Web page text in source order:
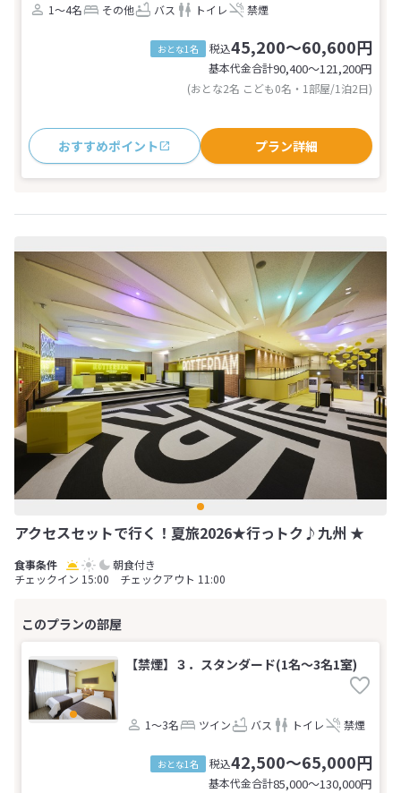
1～4名
その他 バス トイレ 禁煙
おとな1名 税込45,200～60,600円
基本代金合計90,400〜121,200円
(おとな2名 こども0名・1部屋/1泊2日)
おすすめポイント プラン詳細
アクセスセットで行く！夏旅2026★行っトク♪九州 ★
朝食付き
チェックイン 15:00 チェックアウト 11:00
【禁煙】３．スタンダード(1名～3名1室)
1～3名 ツイン バス トイレ 禁煙
おとな1名 税込42,500～65,000円
基本代金合計85,000〜130,000円